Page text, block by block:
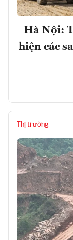
Hà Nội:
hiện các
Thị trường